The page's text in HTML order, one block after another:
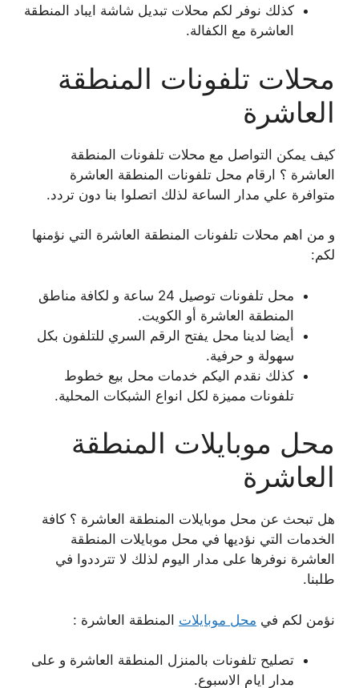
كذلك نوفر لكم محلات تبديل شاشة ايباد المنطقة
العاشرة مع الكفالة.
محلات تلفونات المنطقة
العاشرة
كيف يمكن التواصل مع محلات تلفونات المنطقة
العاشرة ؟ ارقام محل تلفونات المنطقة العاشرة
متوافرة علي مدار الساعة لذلك اتصلوا بنا دون تردد.
و من اهم محلات تلفونات المنطقة العاشرة التي نؤمنها
لكم:
محل تلفونات توصيل 24 ساعة و لكافة مناطق
المنطقة العاشرة أو الكويت.
أيضا لدينا محل يفتح الرقم السري للتلفون بكل
سهولة و حرفية.
كذلك نقدم اليكم خدمات محل بيع خطوط
تلفونات مميزة لكل انواع الشبكات المحلية.
محل موبايلات المنطقة
العاشرة
هل تبحث عن محل موبايلات المنطقة العاشرة ؟ كافة
الخدمات التي نؤديها في محل موبايلات المنطقة
العاشرة نوفرها على مدار اليوم لذلك لا تترددوا في
طلبنا.
نؤمن لكم في محل موبايلات المنطقة العاشرة :
تصليح تلفونات بالمنزل المنطقة العاشرة و على
مدار ايام الاسبوع.